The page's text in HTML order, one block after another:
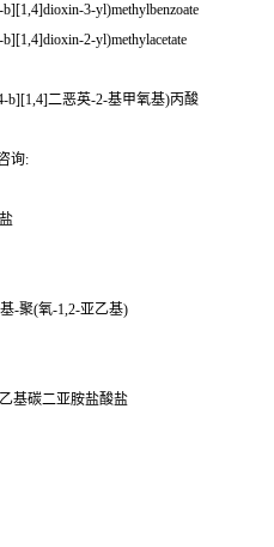
3-yl)methylbenzoate
2-yl)methylacetate
b][1,4]二恶英-2-基甲氧基)丙酸
询:
-聚(氧-1,2-亚乙基)
基碳二亚胺盐酸盐